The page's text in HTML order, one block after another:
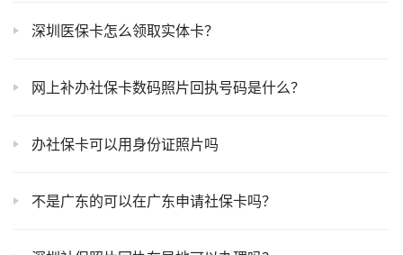
深圳医保卡怎么领取实体卡？
网上补办社保卡数码照片回执号码是什么？
办社保卡可以用身份证照片吗
不是广东的可以在广东申请社保卡吗？